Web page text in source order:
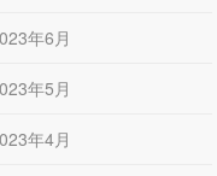
年6月
年5月
年4月